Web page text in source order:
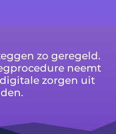
zo geregeld.
neemt
zorgen uit